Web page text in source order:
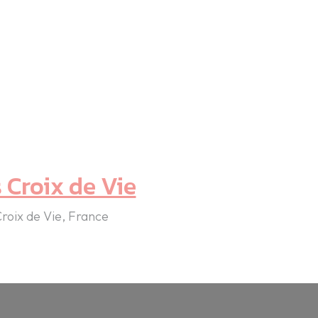
de Vie
de Vie, France